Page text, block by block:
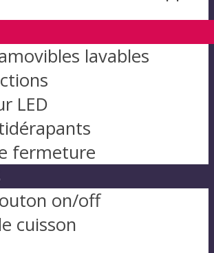
lavables
LED
fermeture
on/off
cuisson